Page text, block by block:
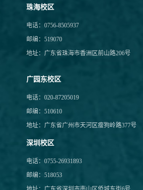
珠海校区
电话：0756-8505937
邮编：519070
地址：广东省珠海市香洲区前山路206号
广园东校区
电话：020-87205019
邮编：510610
地址：广东省广州市天河区瘦狗岭路377号
深圳校区
电话：0755-26931893
邮编：518053